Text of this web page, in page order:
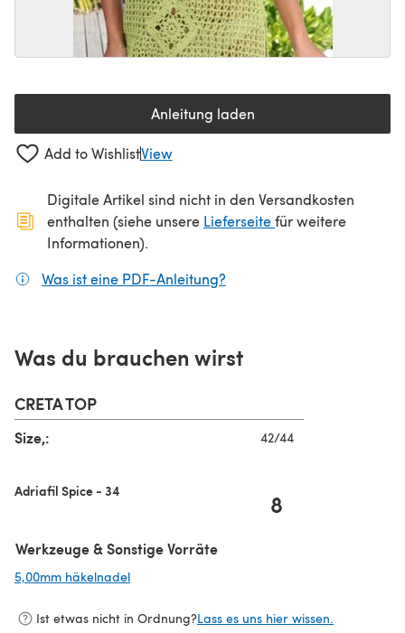
Anleitung laden(öffnet sich in einem neuen
Add to WishlistView
Digitale Artikel sind nicht in den Versandkosten
enthalten (siehe unsere Lieferseite(öffnet sich in
für weitere
Informationen).
Was ist eine PDF-Anleitung?
Was du brauchen wirst
CRETA TOP
Size,: 42/44
Adriafil Spice - 34 8
Werkzeuge & Sonstige Vorräte
5,00mm häkelnadel
Ist etwas nicht in Ordnung?Lass es uns hier wissen.